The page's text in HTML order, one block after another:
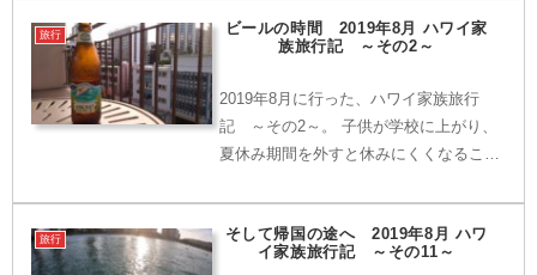
旅行
ビールの時間 2019年8月 ハワイ家
族旅行記 ～その2～
2019年8月に行った、ハワイ家族旅行
記 ～その2～。 子供が学校に上がり、
夏休み期間を外すと休みにくくなるこ
望に押され、まさかまさかの、ピークシ
ーズン（8月）にハワイに行くこと
に・・・。
旅行
そして帰国の途へ 2019年8月 ハワ
イ家族旅行記 ～その11～